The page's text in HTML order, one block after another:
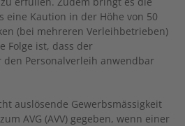
eine Kaution in der Höhe von 50
(bei mehreren Verleihbetrieben)
Folge ist, dass der
Personalverleih anwendbar
auslösende Gewerbsmässigkeit
AVG (AVV) gegeben, wenn einer